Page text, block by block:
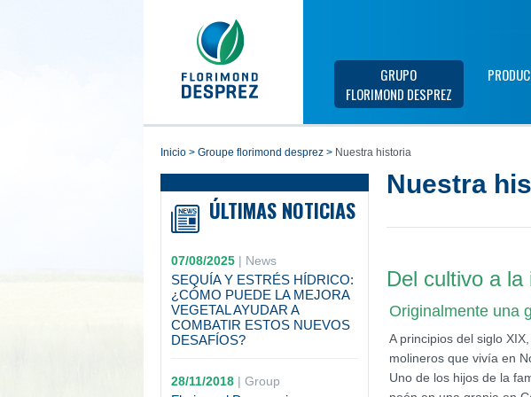
GRUPO
FLORIMOND DESPREZ
inicio > groupe florimond desprez > Nuestra historia
ÚLTIMAS NOTICIAS
07/08/2025| News
SEQUÍA Y ESTRÉS HÍDRICO:
¿CÓMO PUEDE LA MEJORA
VEGETAL AYUDAR A
COMBATIR ESTOS NUEVOS
DESAFÍOS?
28/11/2018| Group
Nuestra
Del cultivo a la
Originalmente una
A principios del siglo
molineros que vivía en
Uno de los hijos de la